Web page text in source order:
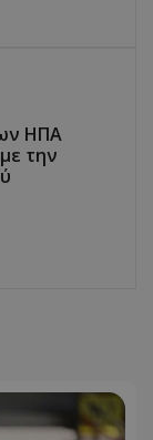
ΗΠΑ
την